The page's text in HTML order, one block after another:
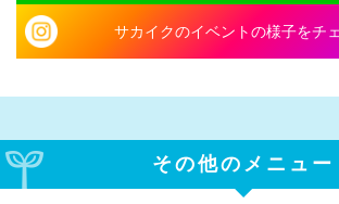
サカイクのイベントの様子をチ
その他のメニュー